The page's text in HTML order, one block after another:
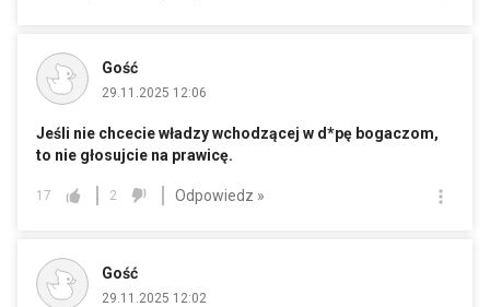
Gość
29.11.2025 12:06
Jeśli nie chcecie władzy wchodzącej w d*pę bogaczom,
to nie głosujcie na prawicę.
17 2 Odpowiedz »
Gość
29.11.2025 12:02